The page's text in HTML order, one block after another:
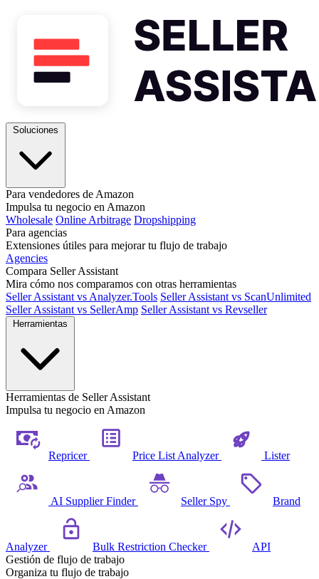
Para vendedores de Amazon
Impulsa tu negocio en Amazon
Wholesale Online Arbitrage Dropshipping
Para agencias
Extensiones útiles para mejorar tu flujo de trabajo
Agencies
Compara Seller Assistant
Mira cómo nos comparamos con otras herramientas
Seller Assistant vs Analyzer.Tools Seller Assistant vs ScanUnlimited
Seller Assistant vs SellerAmp Seller Assistant vs Revseller
Herramientas de Seller Assistant
Impulsa tu negocio en Amazon
Repricer Price List Analyzer Lister
AI Supplier Finder Seller Spy Brand
Analyzer Bulk Restriction Checker
API
Gestión de flujo de trabajo
Organiza tu flujo de trabajo